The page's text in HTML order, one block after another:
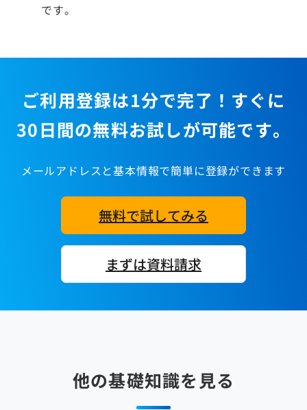
です。
ご利用登録は1分で完了！すぐに
30日間の無料お試しが可能です。
メールアドレスと基本情報で簡単に登録ができます
無料で試してみる
まずは資料請求
他の基礎知識を見る